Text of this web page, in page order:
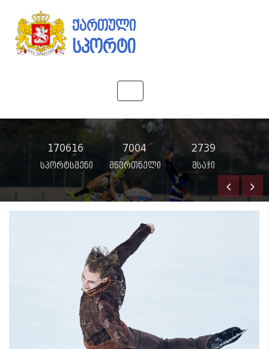
ქართული
სპორტი
navigation
170616
სპორტსმენი
7004
მწვრთნელი
2739
მსაჯი